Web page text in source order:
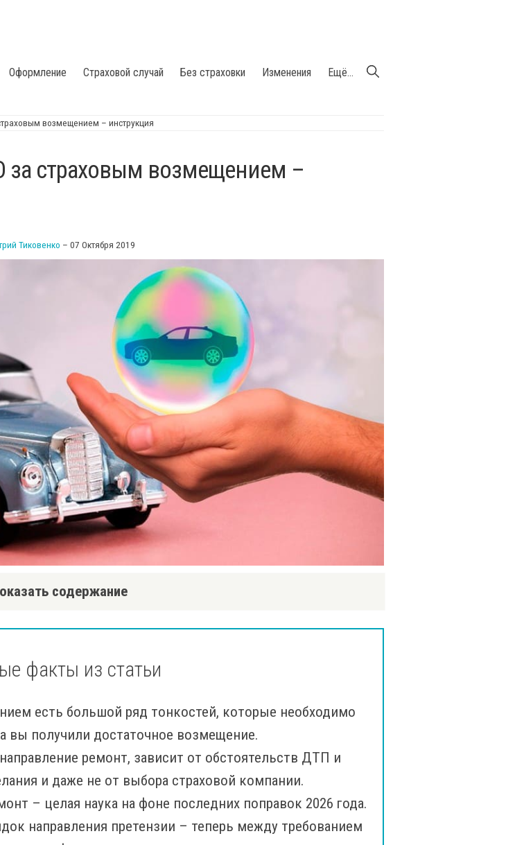
Оформление Страховой случай Без страховки Изменения Ещё...
возмещением – инструкция
за страховым возмещением –
Тиковенко – 07 Октября 2019
содержание
факты из статьи
есть большой ряд тонкостей, которые необходимо
вы получили достаточное возмещение.
ремонт, зависит от обстоятельств ДТП и
и даже не от выбора страховой компании.
– целая наука на фоне последних поправок 2026 года.
направления претензии – теперь между требованием